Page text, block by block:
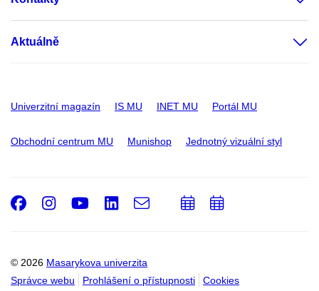
Aktuálně
Univerzitní magazín IS MU INET MU Portál MU
Obchodní centrum MU Munishop Jednotný vizuální styl
© 2026 Masarykova univerzita
Správce webu
Prohlášení o přístupnosti Cookies
Facebook
Instagram
Youtube
LinkedIn
e-
PřidatPřidat